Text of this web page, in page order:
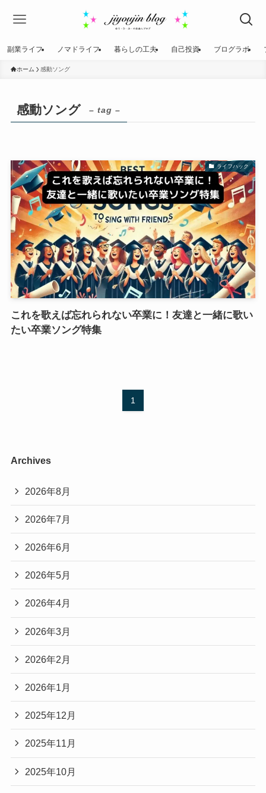
副業ライフ ノマドライフ 暮らしの工夫 自己投資 ブログラボ
ホーム 感動ソング
感動ソング – tag –
ライフハック
これを歌えば忘れられない卒業に！友達と一緒に歌い
たい卒業ソング特集
1
Archives
2026年8月
2026年7月
2026年6月
2026年5月
2026年4月
2026年3月
2026年2月
2026年1月
2025年12月
2025年11月
2025年10月